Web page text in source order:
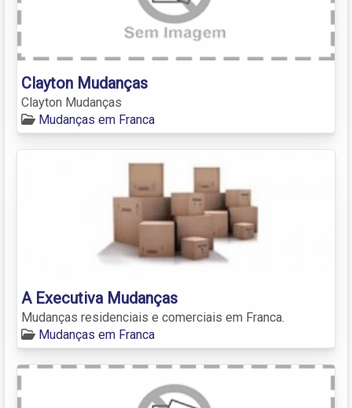
Clayton Mudanças
Clayton Mudanças
Mudanças em Franca
A Executiva Mudanças
Mudanças residenciais e comerciais em Franca.
Mudanças em Franca